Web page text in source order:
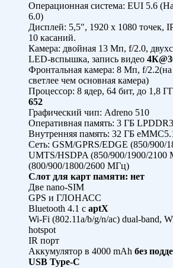
Операционная система: EUI 5.6
6.0)
Дисплей: 5,5", 1920 х 1080 точек,
10 касаний.
Камера: двойная 13 Мп, f/2.0,
LED-вспышка, запись видео
Фронтальная камера: 8 Мп, f/2.2(на
светлее чем основная камера)
Процессор: 8 ядер, 64 бит, до 1,8
652
Графический чип: Adreno 510
Оперативная память: 3 ГБ LPDDR3
Внутренняя память: 32 ГБ
Сеть: GSM/GPRS/EDGE (850/900/
UMTS/HSDPA (850/900/1900/
(800/900/1800/2600 МГц)
Слот для карт памяти: нет
Две nano-SIM
GPS и ГЛОНАСС
Bluetooth 4.1 с aptX
Wi-Fi (802.11a/b/g/n/ac) dual-band,
hotspot
IR порт
Аккумулятор в 4000 mAh без
USB Type-C